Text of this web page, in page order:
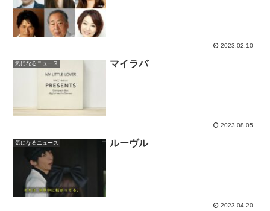
2023.02.10
気になるニュース マイラバ
2023.08.05
気になるニュース ルーヴル
2023.04.20